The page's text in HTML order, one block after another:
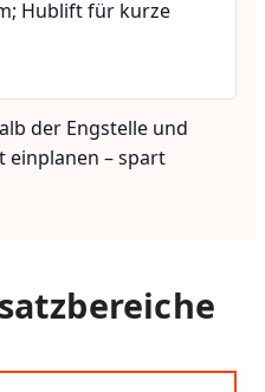
Hublift für kurze
der Engstelle und
einplanen – spart